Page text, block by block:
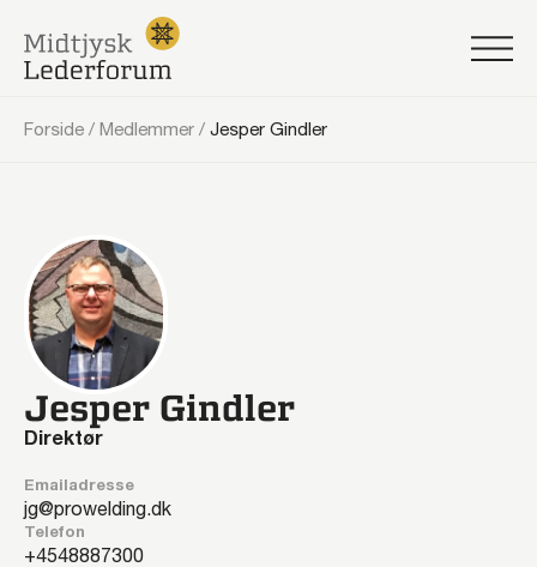
Forside / Medlemmer / Jesper Gindler
Jesper Gindler
Direktør
Emailadresse
jg@prowelding.dk
Telefon
48887300